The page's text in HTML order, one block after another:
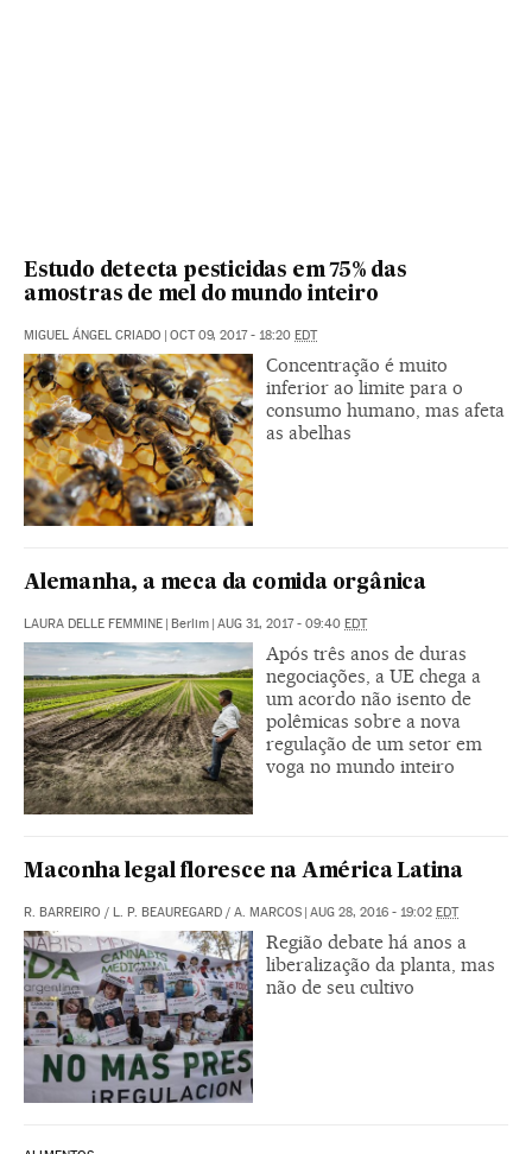
Estudo detecta pesticidas em 75% das
amostras de mel do mundo inteiro
MIGUEL ÁNGEL CRIADO | OCT 09, 2017 - 18:20 EDT
Concentração é muito
inferior ao limite para o
consumo humano, mas afeta
as abelhas
Alemanha, a meca da comida orgânica
LAURA DELLE FEMMINE | Berlim | AUG 31, 2017 - 09:40 EDT
Após três anos de duras
negociações, a UE chega a
um acordo não isento de
polêmicas sobre a nova
regulação de um setor em
voga no mundo inteiro
Maconha legal floresce na América Latina
R. BARREIRO / L. P. BEAUREGARD / A. MARCOS | AUG 28, 2016 - 19:02 EDT
Região debate há anos a
liberalização da planta, mas
não de seu cultivo